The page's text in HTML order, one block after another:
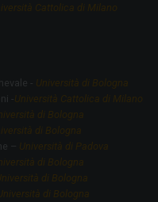
Cattolica di Milano
- Università di Bologna
-Università Cattolica di Milano
di Bologna
di Bologna
– Università di Padova
di Bologna
di Bologna
di Bologna